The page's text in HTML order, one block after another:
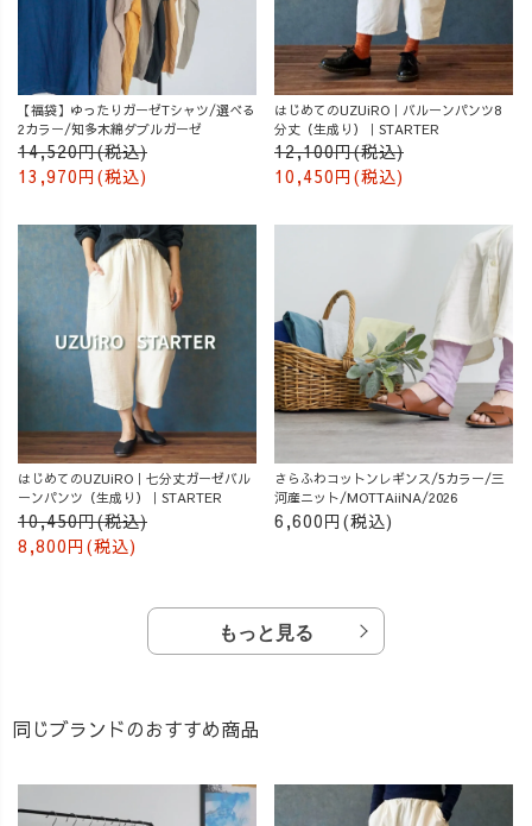
【福袋】ゆったりガーゼTシャツ/選べる
2カラー/知多木綿ダブルガーゼ
14,520円(税込)
13,970円(税込)
はじめてのUZUiRO｜バルーンパンツ8
分丈（生成り）｜STARTER
12,100円(税込)
10,450円(税込)
はじめてのUZUiRO｜七分丈ガーゼバル
ーンパンツ（生成り）｜STARTER
10,450円(税込)
8,800円(税込)
さらふわコットンレギンス/5カラー/三
河産ニット/MOTTAiiNA/2026
6,600円(税込)
もっと見る
同じブランドのおすすめ商品